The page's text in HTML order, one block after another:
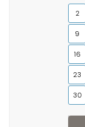
2
9
16
23
30